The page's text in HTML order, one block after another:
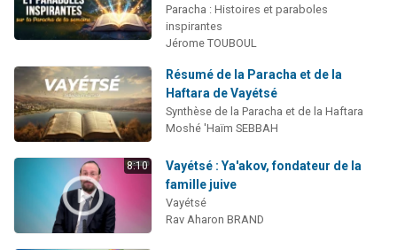
Paracha : Histoires et paraboles
inspirantes
Jérome TOUBOUL
Résumé de la Paracha et de la
Haftara de Vayétsé
Synthèse de la Paracha et de la Haftara
Moshé 'Haïm SEBBAH
8:10
Vayétsé : Ya'akov, fondateur de la
famille juive
Vayétsé
Rav Aharon BRAND